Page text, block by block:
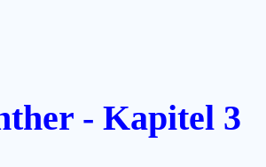
- Kapitel 3